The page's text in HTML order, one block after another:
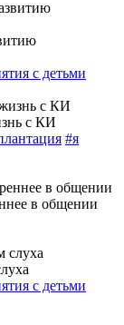
с детьми
с КИ
#я
в общении
с детьми